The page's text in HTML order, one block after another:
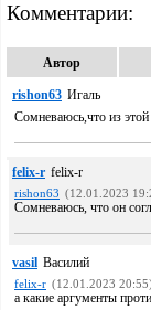
Комментарии:
Автор
rishon63 Игаль
Сомневаюсь,что из этой
felix-r felix-r
rishon63 (12.01.2023
Сомневаюсь, что он
vasil Василий
felix-r (12.01.2023
а какие аргументы